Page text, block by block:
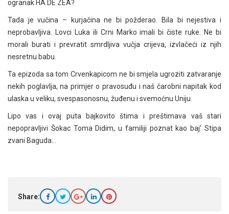
ogranak HA DE ZEA?
Tada je vučina – kurjačina ne bi požderao. Bila bi nejestiva i
neprobavljiva. Lovci Luka ili Crni Marko imali bi čiste ruke. Ne bi
morali burati i prevratit smrdljiva vučja crijeva, izvlačeći iz njih
nesretnu babu.
Ta epizoda sa tom Crvenkapicom ne bi smjela ugroziti zatvaranje
nekih poglavlja, na primjer o pravosuđu i naš čarobni napitak kod
ulaska u veliku, svespasonosnu, žuđenu i svemoćnu Uniju.
Lipo vas i ovaj puta bajkovito štima i preštimava vaš stari
nepopravljivi Šokac Toma Didim, u familiji poznat kao baj’ Stipa
zvani Baguda…
Share: